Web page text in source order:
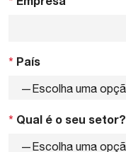
* País
* Qual é o seu setor?